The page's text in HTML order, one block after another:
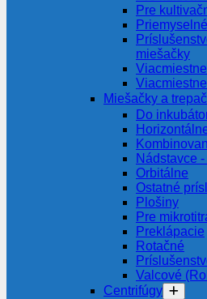
Pre
miešačky
Miešačky a
Do
Nádstavce
Orbitálne
Ostatné
Plošiny
Pre
Preklápacie
Rotačné
Valcové
Centrifúgy